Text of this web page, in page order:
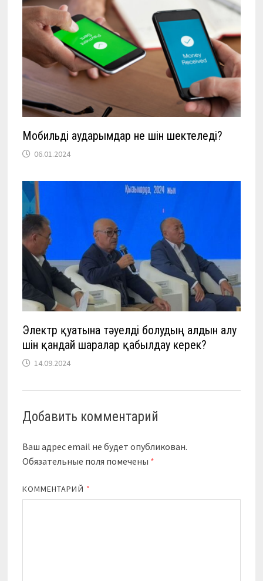
Мобильді аударымдар не үшін шектеледі?
06.01.2024
Электр қуатына тәуелді болудың алдын алу
үшін қандай шаралар қабылдау керек?
14.09.2024
Добавить комментарий
Ваш адрес email не будет опубликован.
Обязательные поля помечены *
КОММЕНТАРИЙ *